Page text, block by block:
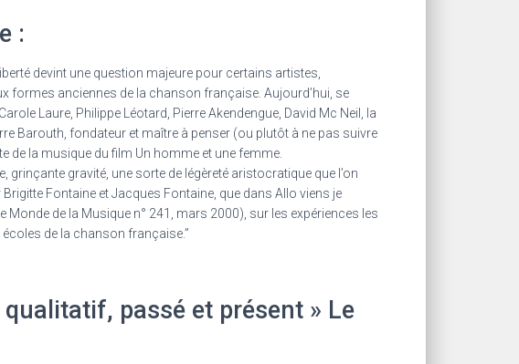
:
devint une question majeure pour certains artistes,
formes anciennes de la chanson française. Aujourd’hui, se
Laure, Philippe Léotard, Pierre Akendengue, David Mc Neil, la
Barouth, fondateur et maître à penser (ou plutôt à ne pas suivre
de la musique du film Un homme et une femme.
gravité, une sorte de légèreté aristocratique que l’on
Fontaine et Jacques Fontaine, que dans Allo viens je
de la Musique n° 241, mars 2000), sur les expériences les
de la chanson française.”
passé et présent » Le